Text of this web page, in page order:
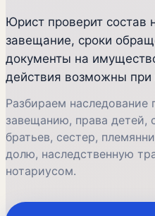
Юрист проверит состав
завещание, сроки
документы на
действия возможны при
Разбираем наследование
завещанию, права детей,
братьев, сестер,
долю, наследственную
нотариусом.